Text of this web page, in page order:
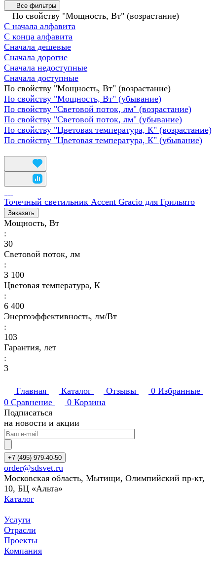
Все фильтры
По свойству "Мощность, Вт" (возрастание)
С начала алфавита
С конца алфавита
Сначала дешевые
Сначала дорогие
Сначала недоступные
Сначала доступные
По свойству "Мощность, Вт" (возрастание)
По свойству "Мощность, Вт" (убывание)
По свойству "Световой поток, лм" (возрастание)
По свойству "Световой поток, лм" (убывание)
По свойству "Цветовая температура, К" (возрастание)
По свойству "Цветовая температура, К" (убывание)
Точечный светильник Accent Gracio для Грильято
Заказать
Мощность, Вт
:
30
Световой поток, лм
:
3 100
Цветовая температура, К
:
6 400
Энергоэффективность, лм/Вт
:
103
Гарантия, лет
:
3
Главная Каталог Отзывы 0 Избранные
0 Сравнение 0 Корзина
Подписаться
на новости и акции
+7 (495) 979-40-50
order@sdsvet.ru
Московская область, Мытищи, Олимпийский пр-кт,
10, БЦ «Альта»
Каталог
Услуги
Отрасли
Проекты
Компания